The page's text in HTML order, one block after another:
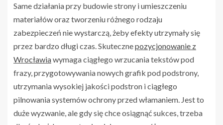
Same działania przy budowie strony i umieszczeniu
materiałów oraz tworzeniu różnego rodzaju
zabezpieczeń nie wystarczą, żeby efekty utrzymały się
przez bardzo długi czas. Skutecznepozycjonowanie z
Wrocławiawymaga ciągłego wrzucania tekstów pod
frazy, przygotowywania nowych grafik pod podstrony,
utrzymania wysokiej jakości podstron i ciągłego
pilnowania systemów ochrony przed włamaniem. Jest to
duże wyzwanie, ale gdy się chce osiągnąć sukces, trzeba